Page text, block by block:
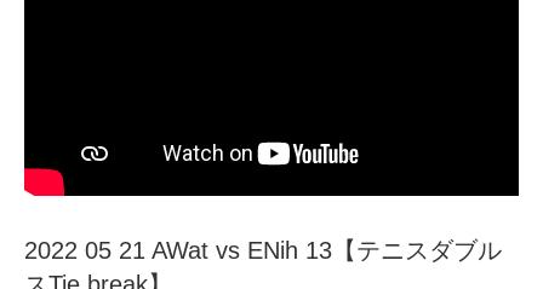
2022 05 21 AWat vs ENih 13【テニスダブル